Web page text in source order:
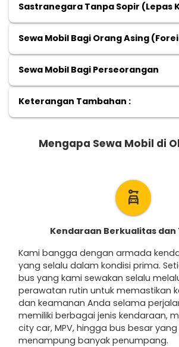
Sastranegara Tanpa Sopir (Lepas
Sewa Mobil Bagi Orang Asing
Sewa Mobil Bagi Perseorangan
Keterangan Tambahan :
Mengapa Sewa Mobil di
car_rental
Kendaraan Berkualitas dan
Kami bangga dengan armada
yang selalu dalam kondisi prima.
bus yang kami sewakan selalu
perawatan rutin untuk memastikan
dan keamanan Anda selama
memiliki berbagai jenis kendaraan,
city car, MPV, hingga bus besar
menampung banyak penumpang.